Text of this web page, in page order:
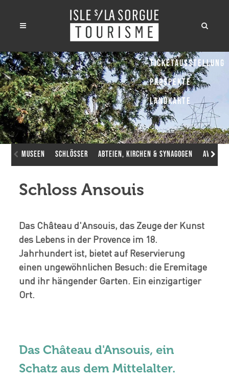
Museen Schlösser Abteien, Kirchen & Synagogen
Schloss Ansouis
Das Château d'Ansouis, das Zeuge der Kunst
des Lebens in der Provence im 18.
Jahrhundert ist, bietet auf Reservierung
einen ungewöhnlichen Besuch: die Eremitage
und ihr hängender Garten. Ein einzigartiger
Ort.
Das Château d'Ansouis, ein
Schatz aus dem Mittelalter.
Ticketausstellung
Prospekte
Landkarte